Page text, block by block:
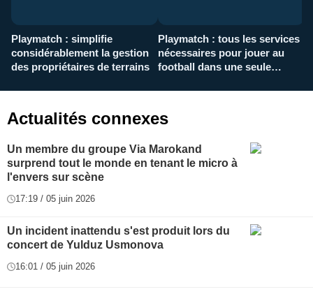
Playmatch : simplifie
considérablement la gestion
des propriétaires de terrains
Playmatch : tous les services
nécessaires pour jouer au
football dans une seule
Actualités connexes
Un membre du groupe Via Marokand
surprend tout le monde en tenant le micro à
l'envers sur scène
17:19 / 05 juin 2026
Un incident inattendu s'est produit lors du
concert de Yulduz Usmonova
16:01 / 05 juin 2026